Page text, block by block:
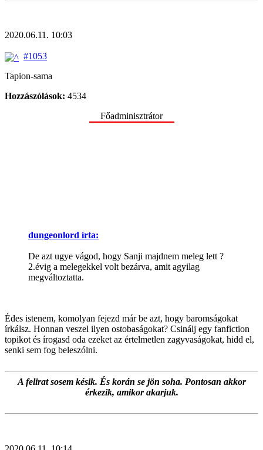
2020.06.11. 10:03
#1053
Tapion-sama
Hozzászólások: 4534
Főadminisztrátor
dungeonlord írta:
De azt ugye vágod, hogy Sanji majdnem meleg lett ?
2.évig a melegekkel volt bezárva, amit agyilag
megváltoztatta.
Édes istenem, komolyan fejezd már be azt, hogy baromságokat
írkálsz. Honnan veszel ilyen ostobaságokat? Csinálj egy fanfiction
topikot és írogasd oda ezeket az értelmetlen zagyvaságokat, hidd el,
senki sem fog beleszólni.
A felirat sosem késik. És korán se jön soha. Pontosan akkor
érkezik, amikor akarjuk.